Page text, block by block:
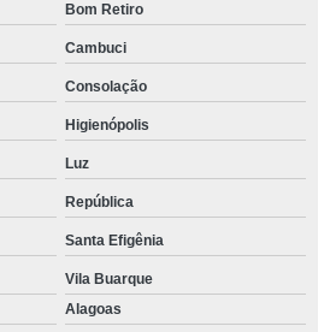
Bom Retiro
Cambuci
Consolação
Higienópolis
Luz
República
Santa Efigênia
Vila Buarque
Alagoas